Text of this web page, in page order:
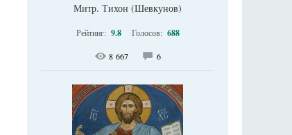
Митр. Тихон (Шевкунов)
Рейтинг: 9.8 Голосов: 688
8 667 6